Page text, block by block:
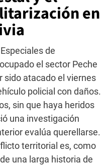
en
de
el sector Peche
sido atacado el viernes
policial con daños.
sin que haya heridos
una investigación
evalúa querellarse.
territorial es, como
una larga historia de